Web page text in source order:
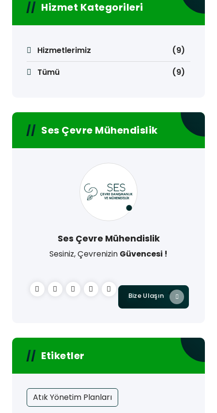
Hizmet Kategorileri
Hizmetlerimiz
(9)
Tümü
(9)
Ses Çevre Mühendislik
Ses Çevre Mühendislik
Sesiniz, Çevrenizin Güvencesi !
Bize Ulaşın
Etiketler
Atık Yönetim Planları